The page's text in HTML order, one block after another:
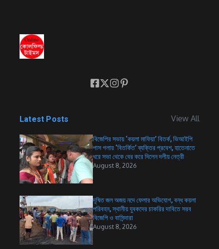
Latest Posts View All
বিজেপির সভায় ‘কয়লা মাফিয়া’ বিতর্ক, ভিআইপি
পাস গলায় ‘বিতর্কিত’ ব্যক্তির প্রবেশ, হাতেনাতে
ধরে সভা থেকে বের করে দিলেন দলীয় নেত্রী
August 8, 2026
দূষিত জল অজয় নদে ফেলার অভিযোগ, বন্ধ কয়লা
পরিবহন, স্থানীয় যুবকদের চাকরির দাবিতে সরব
বিজেপি ও বাসিন্দারা
August 8, 2026